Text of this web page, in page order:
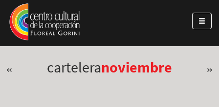
Pasar al contenido principal
Jump to main content
« carteleranoviembre »